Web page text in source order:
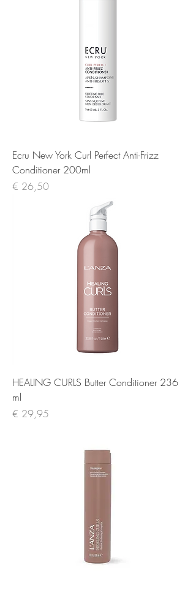
Ecru New York Curl Perfect Anti-Frizz
Conditioner 200ml
Prijs
€ 26,50
HEALING CURLS Butter Conditioner 236
ml
Prijs
€ 29,95